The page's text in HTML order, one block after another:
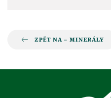
ZPĚT NA – MINERÁLY